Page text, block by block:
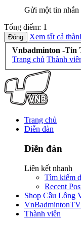
Gửi một tin nhắn
Tổng điểm: 1
Xem tất cả
Vnbadminton -Tin
Trang chủ Thành
Trang chủ
Diễn đàn
Diễn đàn
Liên kết nhanh
Tìm kiếm
Recent
Shop Cầu Lông
VnBadmintonTV
Thành viên